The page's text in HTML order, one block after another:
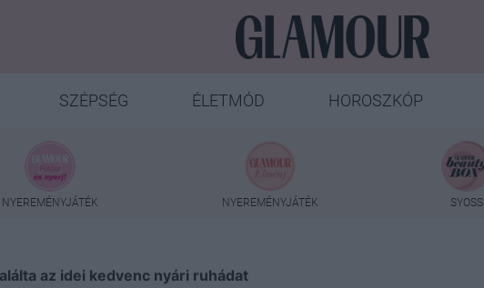
SZÉPSÉG ÉLETMÓD HOROSZKÓP
NYEREMÉNYJÁTÉK NYEREMÉNYJÁTÉK SYOSS
az idei kedvenc nyári ruhádat